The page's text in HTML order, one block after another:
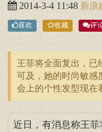
2014-3-4 11:48 新浪
喜欢 收藏 评
王菲将全面复出，已
可及，她的时尚敏感
会上的个性发型现在
近日，有消息称王